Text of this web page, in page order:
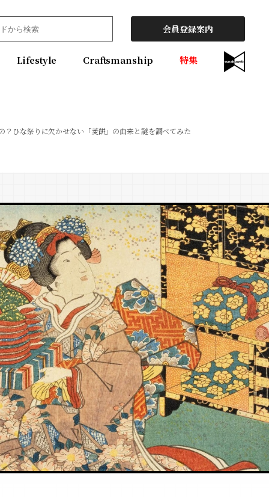
会員登録案内
Lifestyle Craftsmanship 特集
？ひな祭りに欠かせない「菱餅」の由来と謎を調べてみた